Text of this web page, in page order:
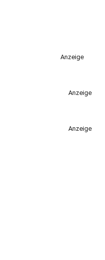
Anzeige
Anzeige
Anzeige